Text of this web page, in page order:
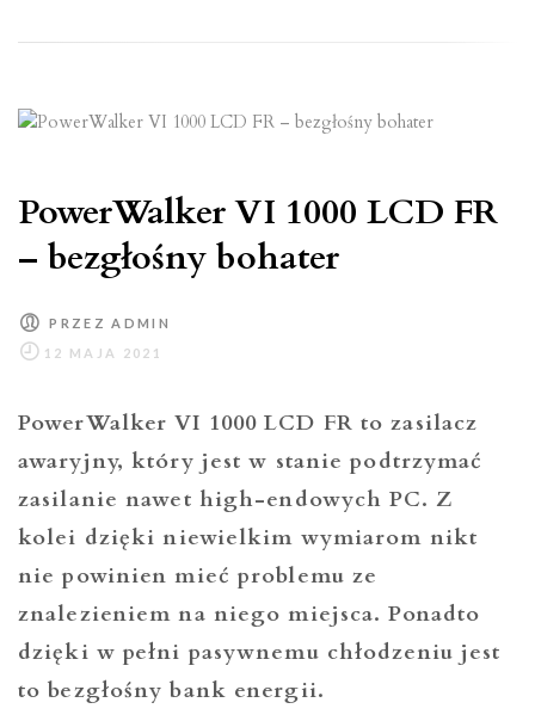
chłodzenie
minimalistycznym
PowerWalker VI 1000 LCD FR
– bezgłośny bohater
PRZEZADMIN
PowerWalker VI 1000 LCD FR to zasilacz
awaryjny, który jest w stanie podtrzymać
zasilanie nawet high-endowych PC. Z
kolei dzięki niewielkim wymiarom nikt
nie powinien mieć problemu ze
znalezieniem na niego miejsca. Ponadto
dzięki w pełni pasywnemu chłodzeniu jest
to bezgłośny bank energii.